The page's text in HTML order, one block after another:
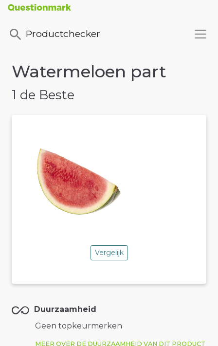
Productchecker
Watermeloen part
1 de Beste
Vergelijk
Duurzaamheid
Geen topkeurmerken
MEER OVER DE DUURZAAMHEID VAN DIT PRODUCT